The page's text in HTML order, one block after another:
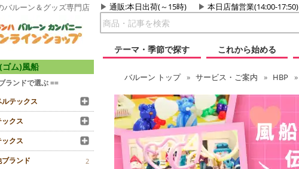
バルーン＆グッズ専門店 通販:本日出荷(～15時) 本日店舗営業(14:00-17:50)
テーマ・季節で探す
これから始める
ゴム)風船
ランドで選ぶ ==
テックス
クス
ックス
ランド
2
バルーン トップ サービス・ご案内 HBP